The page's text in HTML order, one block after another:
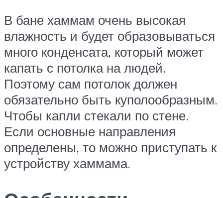
В бане хаммам очень высокая
влажность и будет образовываться
много конденсата, который может
капать с потолка на людей.
Поэтому сам потолок должен
обязательно быть куполообразным.
Чтобы капли стекали по стене.
Если основные направления
определены, то можно приступать к
устройству хаммама.